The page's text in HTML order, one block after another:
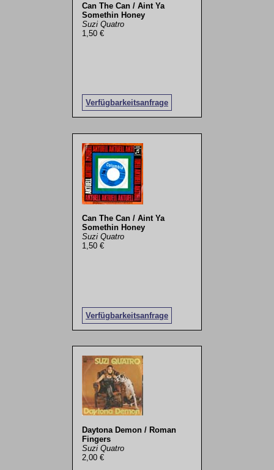
Can The Can / Aint Ya
Somethin Honey
Suzi Quatro
1,50 €
Verfügbarkeitsanfrage
Can The Can / Aint Ya
Somethin Honey
Suzi Quatro
1,50 €
Verfügbarkeitsanfrage
Daytona Demon / Roman
Fingers
Suzi Quatro
2,00 €